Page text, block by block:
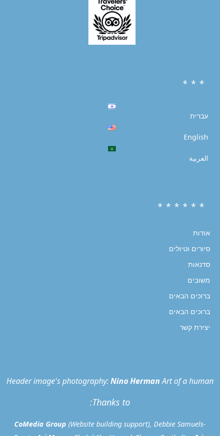
* * *
עברית
English
العربية
* * * * * *
אודות
סיורים וטיולים
סדנאות
משובים
ברוכים הבאים
ברוכים הבאים
יצירת קשר
Header image's photography:Nino HermanArt of a human
Thanks to:
CoMedia Group (Website building support), Debbie Samuels-